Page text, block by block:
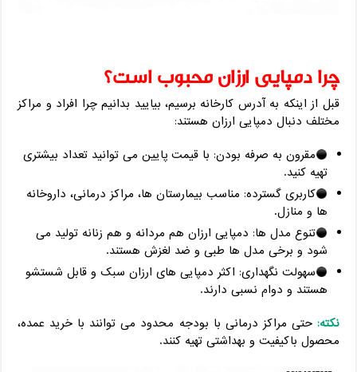
چرا دمپایی ارزان محبوب است؟
قبل از اینکه به آدرس کارخانه برسیم، بیایید بدانیم چرا افراد و مراکز
مختلف دنبال دمپایی ارزان هستند:
مقرون به صرفه بودن: با قیمت پایین می‌ توانید تعداد بیشتری
تهیه کنید.
کاربری گسترده: مناسب بیمارستان‌ ها، مراکز درمانی، داروخانه‌
ها و منازل.
تنوع مدل‌ ها: دمپایی ارزان هم مردانه و هم زنانه تولید می‌
شود و برخی مدل‌ ها طبی و ضد لغزش هستند.
سهولت نگهداری: اکثر دمپایی ‌های ارزان سبک و قابل شستشو
هستند و دوام نسبی دارند.
نکته: حتی مراکز درمانی با بودجه محدود می ‌توانند با خرید عمده،
محصول باکیفیت و بهداشتی تهیه کنند.